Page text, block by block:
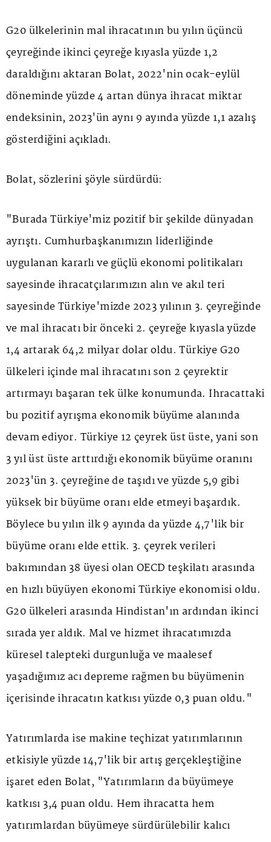
G20 ülkelerinin mal ihracatının bu yılın üçüncü
çeyreğinde ikinci çeyreğe kıyasla yüzde 1,2
daraldığını aktaran Bolat, 2022'nin ocak-eylül
döneminde yüzde 4 artan dünya ihracat miktar
endeksinin, 2023'ün aynı 9 ayında yüzde 1,1 azalış
gösterdiğini açıkladı.
Bolat, sözlerini şöyle sürdürdü:
"Burada Türkiye'miz pozitif bir şekilde dünyadan
ayrıştı. Cumhurbaşkanımızın liderliğinde
uygulanan kararlı ve güçlü ekonomi politikaları
sayesinde ihracatçılarımızın alın ve akıl teri
sayesinde Türkiye'mizde 2023 yılının 3. çeyreğinde
ve mal ihracatı bir önceki 2. çeyreğe kıyasla yüzde
1,4 artarak 64,2 milyar dolar oldu. Türkiye G20
ülkeleri içinde mal ihracatını son 2 çeyrektir
artırmayı başaran tek ülke konumunda. İhracattaki
bu pozitif ayrışma ekonomik büyüme alanında
devam ediyor. Türkiye 12 çeyrek üst üste, yani son
3 yıl üst üste arttırdığı ekonomik büyüme oranını
2023'ün 3. çeyreğine de taşıdı ve yüzde 5,9 gibi
yüksek bir büyüme oranı elde etmeyi başardık.
Böylece bu yılın ilk 9 ayında da yüzde 4,7'lik bir
büyüme oranı elde ettik. 3. çeyrek verileri
bakımından 38 üyesi olan OECD teşkilatı arasında
en hızlı büyüyen ekonomi Türkiye ekonomisi oldu.
G20 ülkeleri arasında Hindistan'ın ardından ikinci
sırada yer aldık. Mal ve hizmet ihracatımızda
küresel talepteki durgunluğa ve maalesef
yaşadığımız acı depreme rağmen bu büyümenin
içerisinde ihracatın katkısı yüzde 0,3 puan oldu."
Yatırımlarda ise makine teçhizat yatırımlarının
etkisiyle yüzde 14,7'lik bir artış gerçekleştiğine
işaret eden Bolat, "Yatırımların da büyümeye
katkısı 3,4 puan oldu. Hem ihracatta hem
yatırımlardan büyümeye sürdürülebilir kalıcı